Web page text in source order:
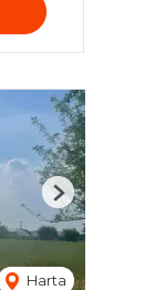
Harta
Next